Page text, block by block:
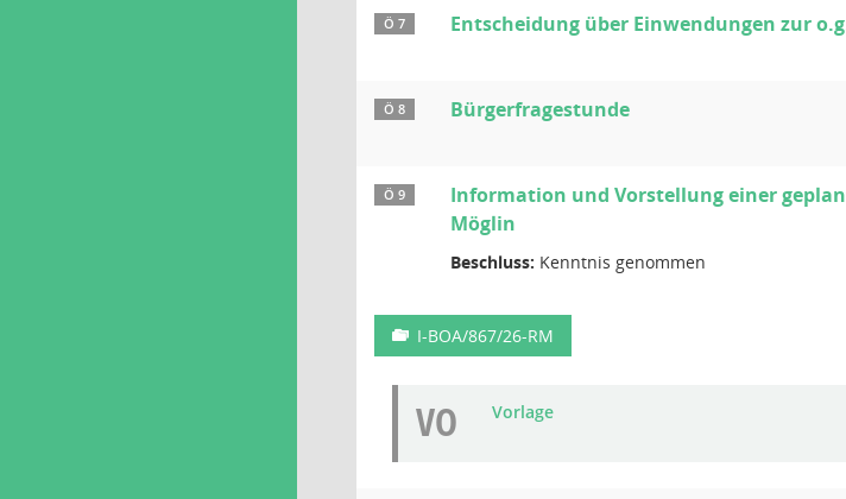
Ö 7 Entscheidung über Einwendungen zur
Ö 8 Bürgerfragestunde
Ö 9
Information und Vorstellung einer
Möglin
Beschluss: Kenntnis genommen
I-BOA/867/26-RM
VO Vorlage